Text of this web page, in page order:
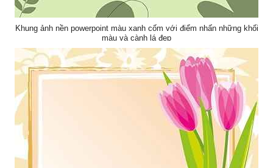
Khung ảnh nền powerpoint màu xanh cốm với điểm nhấn những khối
màu và cành lá đẹp